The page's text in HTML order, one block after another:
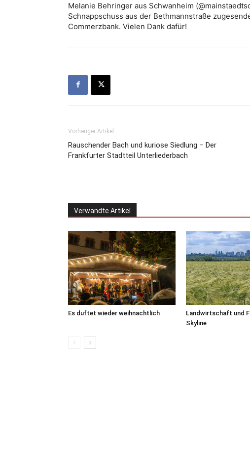
Melanie Behringer aus Schwanheim
Schnappschuss aus der Bethmannstraße
Commerzbank. Vielen Dank dafür!
Vorheriger Artikel
Rauschender Bach und kuriose Siedlung – Der
Frankfurter Stadtteil Unterliederbach
Verwandte Artikel
Es duftet wieder weihnachtlich
Landwirtschaft und
Skyline